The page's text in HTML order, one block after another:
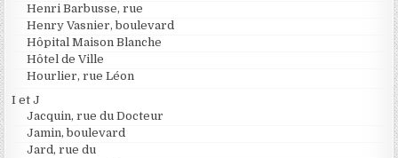
Henri Barbusse, rue
Henry Vasnier, boulevard
Hôpital Maison Blanche
Hôtel de Ville
Hourlier, rue Léon
I et J
Jacquin, rue du Docteur
Jamin, boulevard
Jard, rue du